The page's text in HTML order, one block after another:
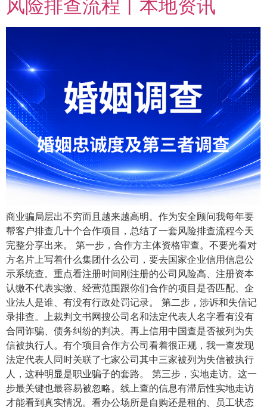
风险排查流程丨本地资讯
商业骗局层出不穷而且越来越高明。作为安全顾问我每年要
帮客户排查几十个合作项目，总结了一套风险排查流程今天
完整分享出来。 第一步，合作方主体资格审查。不要光看对
方名片上写着什么集团什么公司，要去国家企业信用信息公
示系统查。重点看注册时间刚注册的公司风险高、注册资本
认缴不代表实缴、经营范围跟你们合作的项目是否匹配、企
业法人是谁、有没有行政处罚记录。 第二步，涉诉和失信记
录排查。上裁判文书网搜公司名和法定代表人名字看有没有
合同诈骗、债务纠纷的判决。再上信用中国查是否被列为失
信被执行人。有个项目合作方公司看着很正规，我一查发现
法定代表人同时关联了七家公司其中三家被列为失信被执行
人，这种明显是职业骗子的套路。 第三步，实地走访。这一
步最关键也最容易被忽略。线上查的信息有滞后性实地走访
才能看到真实情况。看办公场所是自购还是租的、员工状态